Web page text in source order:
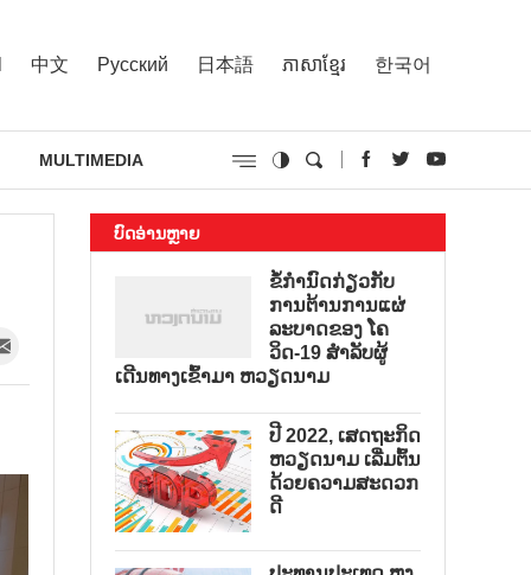
中文 Русский 日本語 ភាសាខ្មែរ 한국어
MULTIMEDIA
ບົດອ່ານຫຼາຍ
ຂໍ້ກຳນົດກ່ຽວກັບ
ການຕ້ານການແຜ່
ລະບາດຂອງ ໂຄ
ວິດ-19 ສຳລັບຜູ້
ເດີນທາງເຂົ້າມາ ຫວຽດນາມ
ປີ 2022, ເສດຖະກິດ
ຫວຽດນາມ ເລີ່ມຕົ້ນ
ດ້ວຍຄວາມສະດວກ
ດີ